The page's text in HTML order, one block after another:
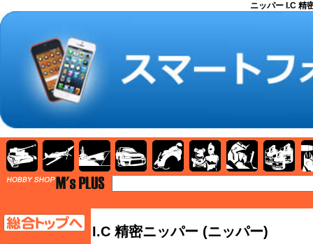
ニッパー I.C 精
I.C 精密ニッパー (ニッパー)
AFV 飛行機 艦船 自動車 バイク キャラクターガンダム 塗料